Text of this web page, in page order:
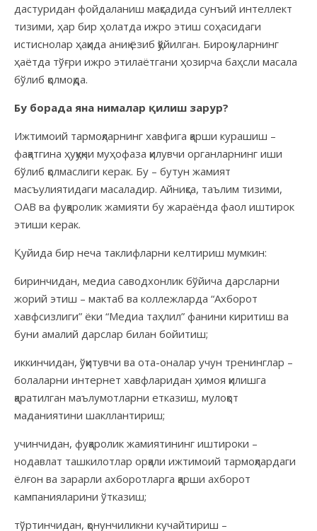
дастуридан фойдаланиш мақсадида сунъий интеллект
тизими, ҳар бир ҳолатда ижро этиш соҳасидаги
истиснолар ҳақида аниқ ёзиб қўйилган. Бироқ уларнинг
ҳаётда тўғри ижро этилаётгани ҳозирча баҳсли масала
бўлиб қолмоқда.
Бу борада яна нималар қилиш зарур?
Ижтимоий тармоқларнинг хавфига қарши курашиш –
фақатгина ҳуқуқни муҳофаза қилувчи органларнинг иши
бўлиб қолмаслиги керак. Бу – бутун жамият
масъулиятидаги масаладир. Айниқса, таълим тизими,
ОАВ ва фуқаролик жамияти бу жараёнда фаол иштирок
этиши керак.
Қуйида бир неча таклифларни келтириш мумкин:
биринчидан, медиа саводхонлик бўйича дарсларни
жорий этиш – мактаб ва коллежларда “Ахборот
хавфсизлиги” ёки “Медиа таҳлил” фанини киритиш ва
буни амалий дарслар билан бойитиш;
иккинчидан, ўқитувчи ва ота-оналар учун тренинглар –
болаларни интернет хавфларидан ҳимоя қилишга
қаратилган маълумотларни етказиш, мулоқот
маданиятини шакллантириш;
учинчидан, фуқаролик жамиятининг иштироки –
нодавлат ташкилотлар орқали ижтимоий тармоқлардаги
ёлғон ва зарарли ахборотларга қарши ахборот
кампанияларини ўтказиш;
тўртинчидан, қонунчиликни кучайтириш –